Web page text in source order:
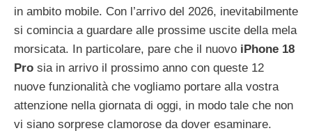
in ambito mobile. Con l’arrivo del 2026, inevitabilmente
si comincia a guardare alle prossime uscite della mela
morsicata. In particolare, pare che il nuovo iPhone 18
Pro sia in arrivo il prossimo anno con queste 12
nuove funzionalità che vogliamo portare alla vostra
attenzione nella giornata di oggi, in modo tale che non
vi siano sorprese clamorose da dover esaminare.